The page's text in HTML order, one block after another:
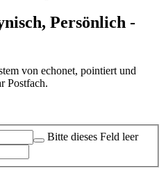
Persönlich -
von echonet, pointiert und
Postfach.
Bitte dieses Feld leer